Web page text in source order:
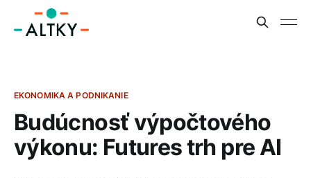
EKONOMIKA A PODNIKANIE
Budúcnosť výpočtového
výkonu: Futures trh pre AI